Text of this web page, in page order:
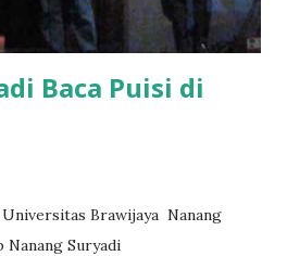
Baca Puisi di
Brawijaya Nanang
Nanang Suryadi